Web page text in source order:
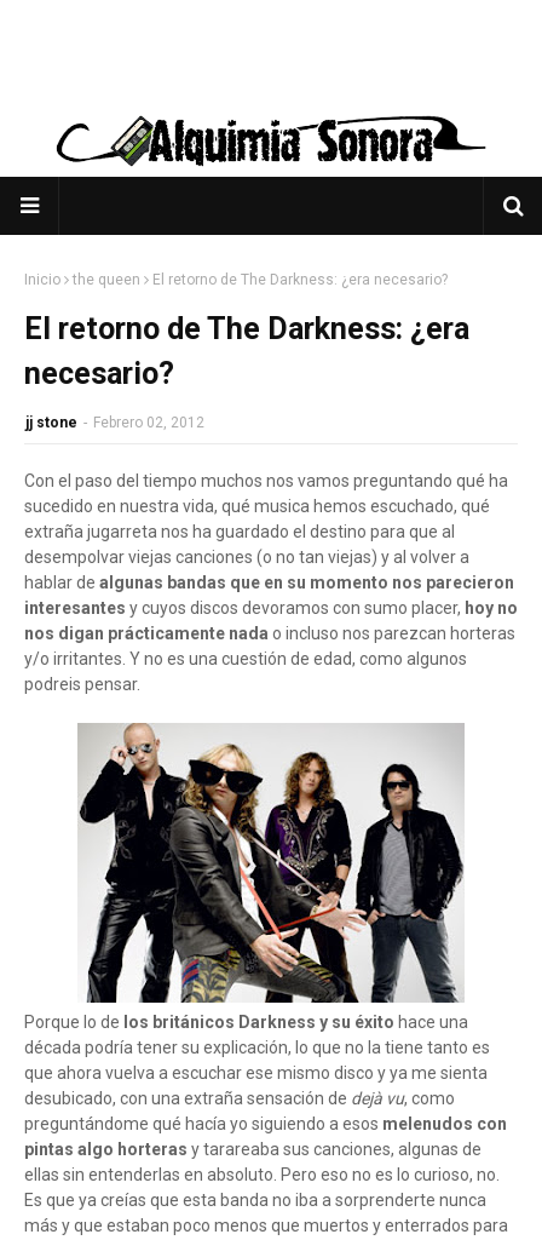
Inicio the queen El retorno de The Darkness: ¿era necesario?
El retorno de The Darkness: ¿era
necesario?
jj stone - Febrero 02, 2012
Con el paso del tiempo muchos nos vamos preguntando qué ha
sucedido en nuestra vida, qué musica hemos escuchado, qué
extraña jugarreta nos ha guardado el destino para que al
desempolvar viejas canciones (o no tan viejas) y al volver a
hablar de algunas bandas que en su momento nos parecieron
interesantes y cuyos discos devoramos con sumo placer, hoy no
nos digan prácticamente nada o incluso nos parezcan horteras
y/o irritantes. Y no es una cuestión de edad, como algunos
podreis pensar.
Porque lo de los británicos Darkness y su éxito hace una
década podría tener su explicación, lo que no la tiene tanto es
que ahora vuelva a escuchar ese mismo disco y ya me sienta
desubicado, con una extraña sensación de dejà vu, como
preguntándome qué hacía yo siguiendo a esos melenudos con
pintas algo horteras y tarareaba sus canciones, algunas de
ellas sin entenderlas en absoluto. Pero eso no es lo curioso, no.
Es que ya creías que esta banda no iba a sorprenderte nunca
más y que estaban poco menos que muertos y enterrados para